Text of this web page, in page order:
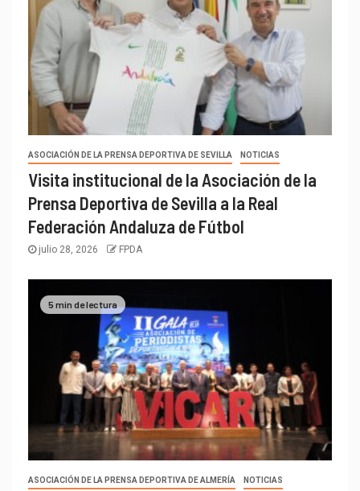
ASOCIACIÓN DE LA PRENSA DEPORTIVA DE SEVILLA NOTICIAS
Visita institucional de la Asociación de la
Prensa Deportiva de Sevilla a la Real
Federación Andaluza de Fútbol
julio 28, 2026 FPDA
5 min de lectura
ASOCIACIÓN DE LA PRENSA DEPORTIVA DE ALMERÍA NOTICIAS